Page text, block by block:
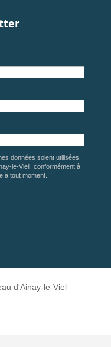
données soient utilisées
le-Vieil, conformément à
à tout moment.
d'Ainay-le-Viel